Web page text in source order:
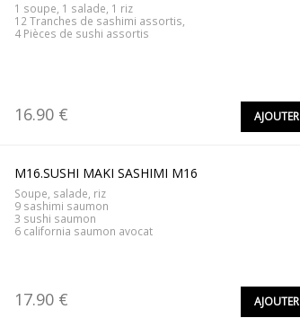
1 soupe, 1 salade, 1 riz
12 Tranches de sashimi assortis,
4 Pièces de sushi assortis
16.90 € AJOUTER
M16.SUSHI MAKI SASHIMI M16
Soupe, salade, riz
9 sashimi saumon
3 sushi saumon
6 california saumon avocat
17.90 € AJOUTER